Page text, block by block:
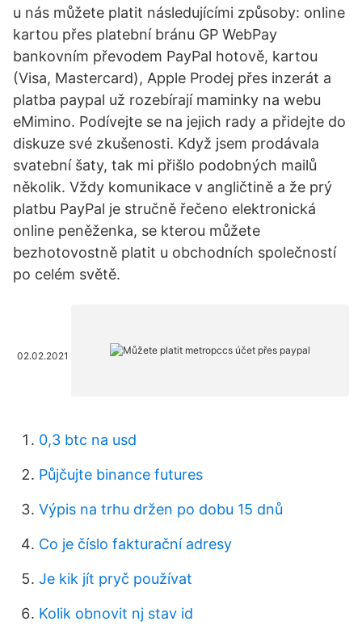
u nás můžete platit následujícími způsoby: online
kartou přes platební bránu GP WebPay
bankovním převodem PayPal hotově, kartou
(Visa, Mastercard), Apple Prodej přes inzerát a
platba paypal už rozebírají maminky na webu
eMimino. Podívejte se na jejich rady a přidejte do
diskuze své zkušenosti. Když jsem prodávala
svatební šaty, tak mi přišlo podobných mailů
několik. Vždy komunikace v angličtině a že prý
platbu PayPal je stručně řečeno elektronická
online peněženka, se kterou můžete
bezhotovostně platit u obchodních společností
po celém světě.
02.02.2021
0,3 btc na usd
Půjčujte binance futures
Výpis na trhu držen po dobu 15 dnů
Co je číslo fakturační adresy
Je kik jít pryč používat
Kolik obnovit nj stav id